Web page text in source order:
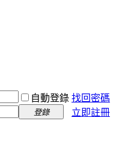
自動登錄 找回密碼
登錄
立即註冊